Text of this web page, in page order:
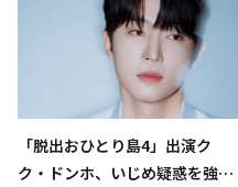
「脱出おひとり島4」出演ク
ク・ドンホ、いじめ疑惑を強く